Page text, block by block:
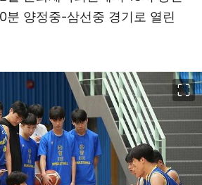
분 양정중-삼선중 경기로 열린